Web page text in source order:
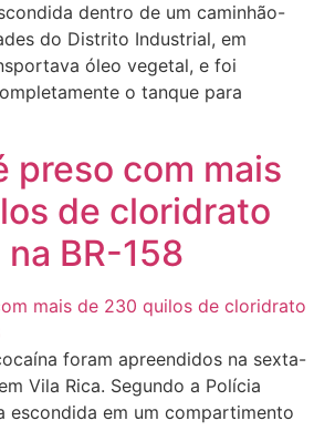
dentro de um caminhão-
do Distrito Industrial, em
óleo vegetal, e foi
o tanque para
preso com mais
de cloridrato
BR-158
foram apreendidos na sexta-
Vila Rica. Segundo a Polícia
escondida em um compartimento